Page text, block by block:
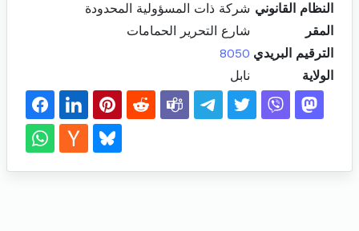
النظام القانوني شركة ذات المسؤولية المحدودة
المقر
شارع التحرير الحمامات
الترقيم البريدي 8050
الولاية
نابل